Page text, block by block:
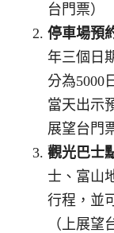
台門票）
停車場預
年三個日
分為5000
當天出示
展望台門
觀光巴士
士、富山
行程，並
（上展望